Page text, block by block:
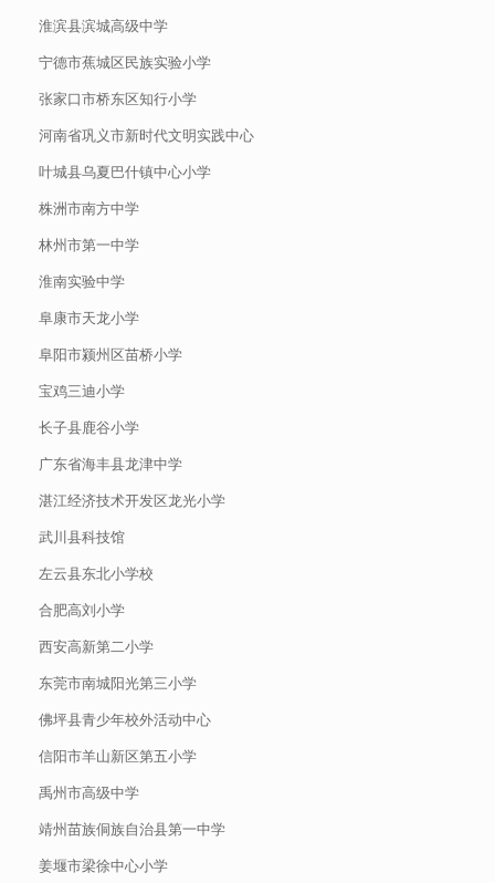
淮滨县滨城高级中学
宁德市蕉城区民族实验小学
张家口市桥东区知行小学
河南省巩义市新时代文明实践中心
叶城县乌夏巴什镇中心小学
株洲市南方中学
林州市第一中学
淮南实验中学
阜康市天龙小学
阜阳市颍州区苗桥小学
宝鸡三迪小学
长子县鹿谷小学
广东省海丰县龙津中学
湛江经济技术开发区龙光小学
武川县科技馆
左云县东北小学校
合肥高刘小学
西安高新第二小学
东莞市南城阳光第三小学
佛坪县青少年校外活动中心
信阳市羊山新区第五小学
禹州市高级中学
靖州苗族侗族自治县第一中学
姜堰市梁徐中心小学